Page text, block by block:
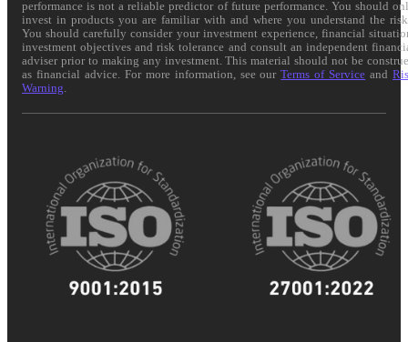
performance is not a reliable predictor of future performance. You should
invest in products you are familiar with and where you understand the
You should carefully consider your investment experience, financial
investment objectives and risk tolerance and consult an independent
adviser prior to making any investment. This material should not be
as financial advice. For more information, see ourTerms of Service and
Warning